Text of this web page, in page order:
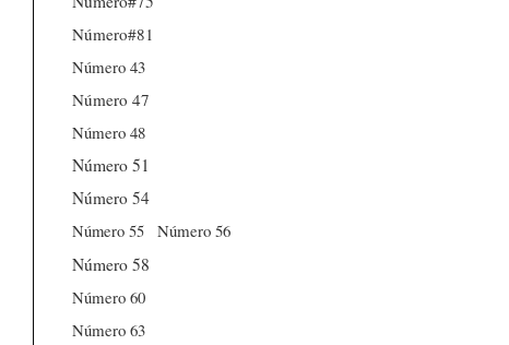
Número#81
Número 43
Número 47
Número 48
Número 51
Número 54
Número 55
Número 56
Número 58
Número 60
Número 63